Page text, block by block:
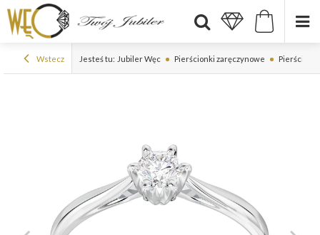
Wstecz Jesteś tu: Jubiler Węc Pierścionki zaręczynowe